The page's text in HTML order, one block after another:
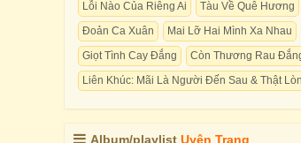
Lỗi Nào Của Riêng Ai Tàu Về Quê Hương
Đoản Ca Xuân
Mai Lỡ Hai Mình Xa Nhau
Giọt Tình Cay Đắng
Còn Thương Rau
Liên Khúc: Mãi Là Người Đến Sau & Thật
Album/playlist Uyên Trang